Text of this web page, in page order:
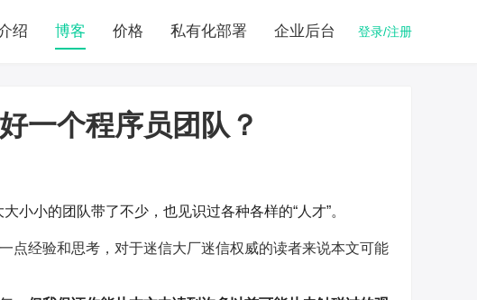
绍 博客 价格 私有化部署 企业后台 登录/注册
一个程序员团队？
小小的团队带了不少，也见识过各种各样的“人才”。
点经验和思考，对于迷信大厂迷信权威的读者来说本文可能